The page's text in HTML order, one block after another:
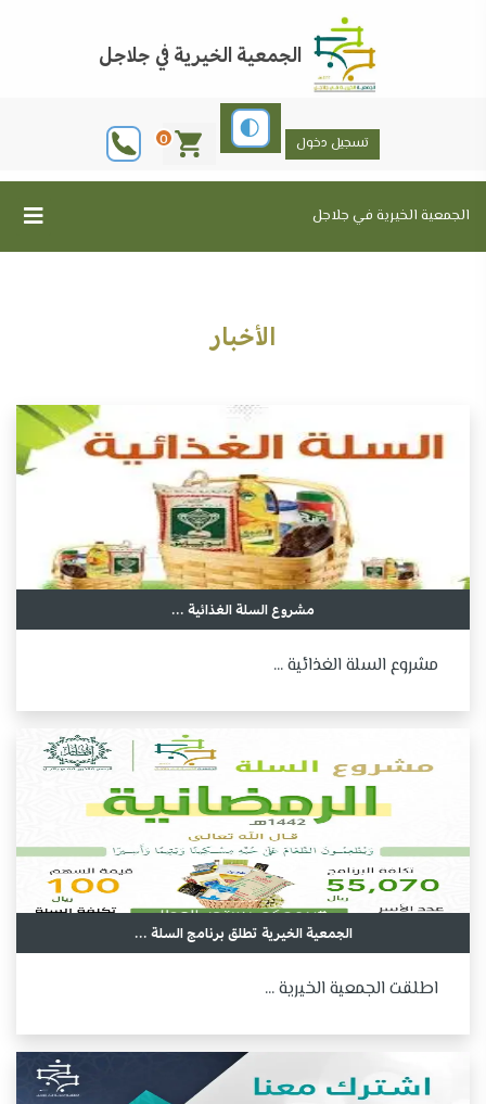
الجمعية الخيرية في جلاجل
تسجيل دخول 0
الجمعية الخيرية في جلاجل
الأخبار
مشروع السلة الغذائية ...
مشروع السلة الغذائية ...
الجمعية الخيرية تطلق برنامج السلة ...
اطلقت الجمعية الخيرية ...